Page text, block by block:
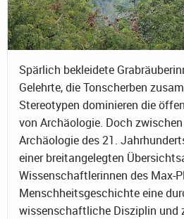
Spärlich bekleidete
Gelehrte, die Tonscherben
Stereotypen dominieren die
von Archäologie. Doch
Archäologie des 21.
einer breitangelegten
Wissenschaftlerinnen des Max-
Menschheitsgeschichte eine
wissenschaftliche Disziplin und